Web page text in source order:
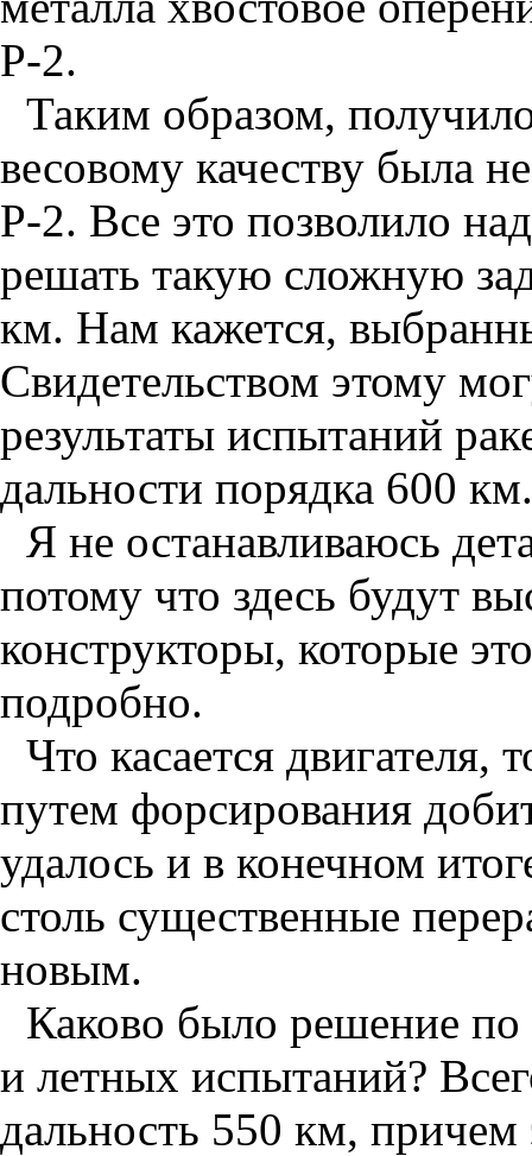
Р-2.
Таким образом,
весовому качеству была
Р-2. Все это позволило
решать такую сложную
км. Нам кажется,
Свидетельством этому
результаты испытаний
дальности порядка 600 км.
Я не останавливаюсь
потому что здесь будут
конструкторы, которые
подробно.
Что касается двигателя,
путем форсирования
удалось и в конечном
столь существенные
новым.
Каково было решение по
и летных испытаний?
дальность 550 км, причем